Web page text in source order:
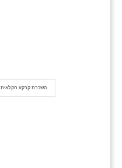
השכרת קרקע חקלאית